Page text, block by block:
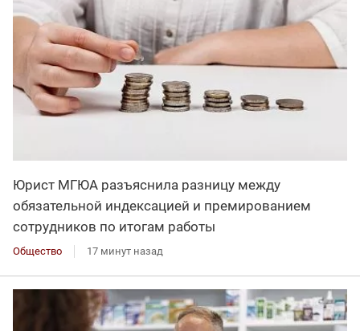
Юрист МГЮА разъяснила разницу между
обязательной индексацией и премированием
сотрудников по итогам работы
Общество 17 минут назад